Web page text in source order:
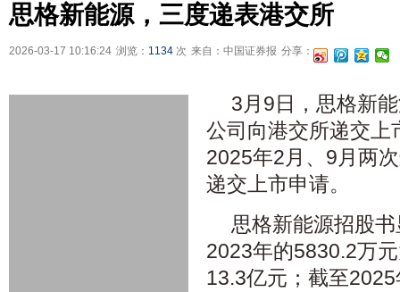
思格新能源，三度递表港交所
2026-03-17 10:16:24 浏览： 1134 次 来自：中国证券报 分享：
3月9日，思格新
公司向港交所递交上
2025年2月、9月两
递交上市申请。
思格新能源招股
2023年的5830.2万
13.3亿元；截至